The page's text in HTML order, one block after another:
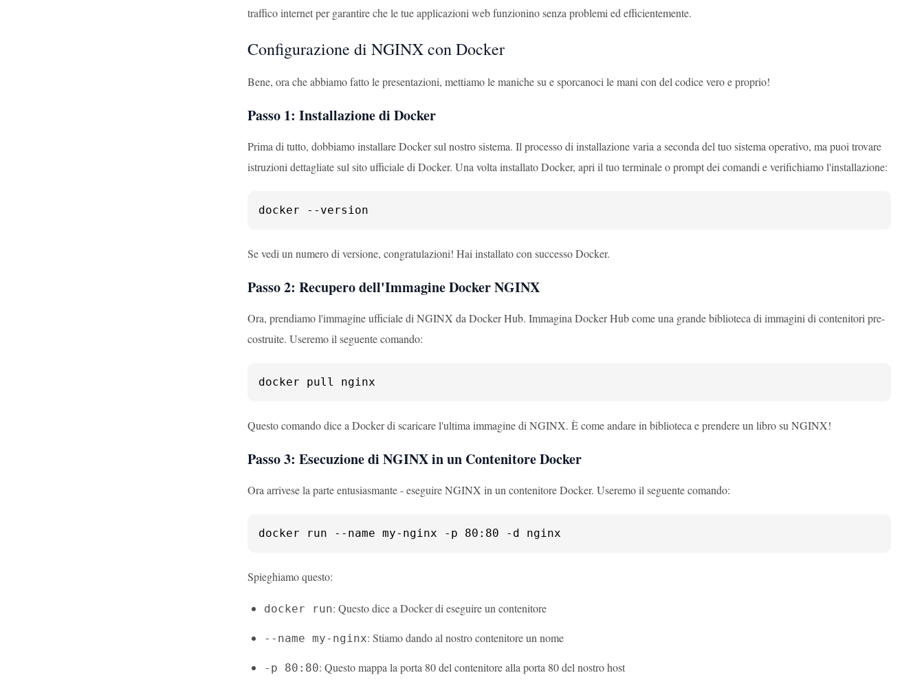
traffico internet per garantire che le tue applicazioni web funzionino senza problemi ed efficientemente.
Configurazione di NGINX con Docker
Bene, ora che abbiamo fatto le presentazioni, mettiamo le maniche su e sporcanoci le mani con del codice vero e proprio!
Passo 1: Installazione di Docker
Prima di tutto, dobbiamo installare Docker sul nostro sistema. Il processo di installazione varia a seconda del tuo sistema operativo, ma puoi trovare
istruzioni dettagliate sul sito ufficiale di Docker. Una volta installato Docker, apri il tuo terminale o prompt dei comandi e verifichiamo l'installazione:
docker --version
Se vedi un numero di versione, congratulazioni! Hai installato con successo Docker.
Passo 2: Recupero dell'Immagine Docker NGINX
Ora, prendiamo l'immagine ufficiale di NGINX da Docker Hub. Immagina Docker Hub come una grande biblioteca di immagini di contenitori pre-
costruite. Useremo il seguente comando:
docker pull nginx
Questo comando dice a Docker di scaricare l'ultima immagine di NGINX. È come andare in biblioteca e prendere un libro su NGINX!
Passo 3: Esecuzione di NGINX in un Contenitore Docker
Ora arrivese la parte entusiasmante - eseguire NGINX in un contenitore Docker. Useremo il seguente comando:
docker run --name my-nginx -p 80:80 -d nginx
Spieghiamo questo:
docker run: Questo dice a Docker di eseguire un contenitore
--name my-nginx: Stiamo dando al nostro contenitore un nome
-p 80:80: Questo mappa la porta 80 del contenitore alla porta 80 del nostro host